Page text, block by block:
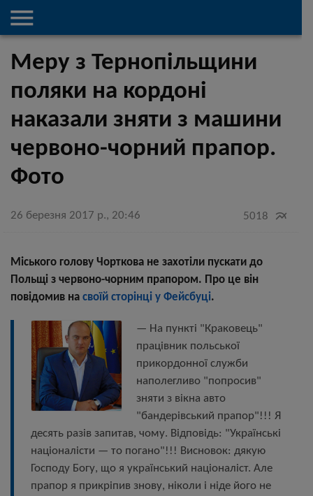

Меру з Тернопільщини
поляки на кордоні
наказали зняти з машини
червоно-чорний прапор.
Фото
26 березня 2017 р., 20:46 5018 
Міського голову Чорткова не захотіли пускати до
Польщі з червоно-чорним прапором. Про це він
повідомив на своїй сторінці у Фейсбуці.
— На пункті "Краковець"
працівник польської
прикордонної служби
наполегливо "попросив"
зняти з вікна авто
"бандерівський прапор"!!! Я
десять разів запитав, чому. Відповідь: "Українські
націоналісти — то погано"!!! Висновок: дякую
Господу Богу, що я український націоналіст. Але
прапор я прикріпив знову, ніколи і ніде його не